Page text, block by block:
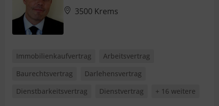
3500 Krems
Immobilienkaufvertrag
Arbeitsvertrag
Baurechtsvertrag
Darlehensvertrag
Dienstbarkeitsvertrag
Dienstvertrag + 16 weitere